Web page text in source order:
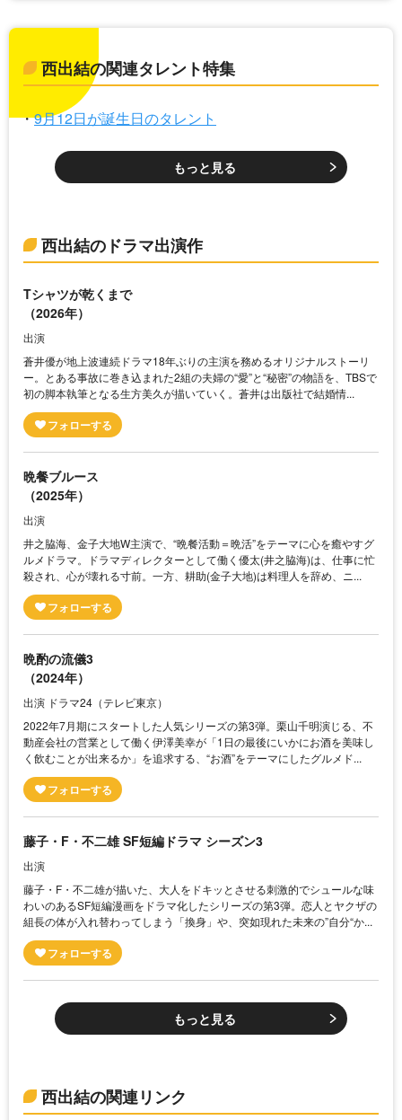
西出結の関連タレント特集
9月12日が誕生日のタレント
もっと見る
西出結のドラマ出演作
Tシャツが乾くまで
（2026年）
出演
蒼井優が地上波連続ドラマ18年ぶりの主演を務めるオリジナルストーリ
ー。とある事故に巻き込まれた2組の夫婦の“愛”と“秘密”の物語を、TBSで
初の脚本執筆となる生方美久が描いていく。蒼井は出版社で結婚情...
晩餐ブルース
（2025年）
出演
井之脇海、金子大地W主演で、“晩餐活動＝晩活”をテーマに心を癒やすグ
ルメドラマ。ドラマディレクターとして働く優太(井之脇海)は、仕事に忙
殺され、心が壊れる寸前。一方、耕助(金子大地)は料理人を辞め、ニ...
晩酌の流儀3
（2024年）
出演 ドラマ24（テレビ東京）
2022年7月期にスタートした人気シリーズの第3弾。栗山千明演じる、不
動産会社の営業として働く伊澤美幸が「1日の最後にいかにお酒を美味し
く飲むことが出来るか」を追求する、“お酒”をテーマにしたグルメド...
藤子・F・不二雄 SF短編ドラマ シーズン3
出演
藤子・F・不二雄が描いた、大人をドキッとさせる刺激的でシュールな味
わいのあるSF短編漫画をドラマ化したシリーズの第3弾。恋人とヤクザの
組長の体が入れ替わってしまう「換身」や、突如現れた未来の”自分“か...
もっと見る
西出結の関連リンク